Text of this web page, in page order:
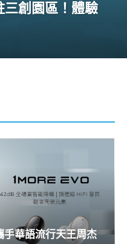
三創園區！體驗
手華語流行天王周杰